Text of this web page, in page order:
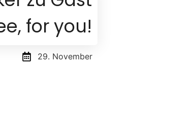
for you!
29. November